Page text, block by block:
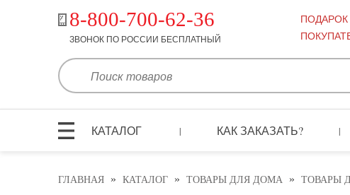
8-800-700-62-36
ЗВОНОК ПО РОССИИ БЕСПЛАТНЫЙ
КАТАЛОГ | КАК ЗАКАЗАТЬ? |
ГЛАВНАЯ » КАТАЛОГ » ТОВАРЫ ДЛЯ ДОМА » ТОВАРЫ